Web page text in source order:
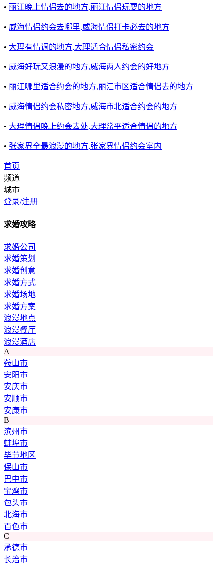
• 丽江晚上情侣去的地方,丽江情侣玩耍的地方
• 威海情侣约会去哪里,威海情侣打卡必去的地方
• 大理有情调的地方,大理适合情侣私密约会
• 威海好玩又浪漫的地方,威海两人约会的好地方
• 丽江哪里适合约会的地方,丽江市区适合情侣去的地方
• 威海情侣约会私密地方,威海市北适合约会的地方
• 大理情侣晚上约会去处,大理常平适合情侣的地方
• 张家界全最浪漫的地方,张家界情侣约会室内
首页
频道
城市
登录/注册
求婚攻略
求婚公司
求婚策划
求婚创意
求婚方式
求婚场地
求婚方案
浪漫地点
浪漫餐厅
浪漫酒店
A
鞍山市
安阳市
安庆市
安顺市
安康市
B
滨州市
蚌埠市
毕节地区
保山市
巴中市
宝鸡市
包头市
北海市
百色市
C
承德市
长治市